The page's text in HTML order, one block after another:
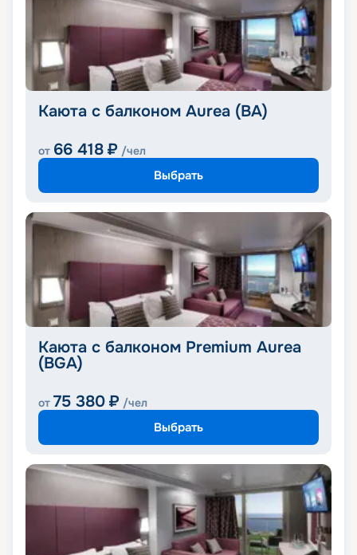
Каюта с балконом Aurea (BA)
от 66 418 ₽ /чел
Выбрать
Каюта с балконом Premium Aurea
(BGA)
от 75 380 ₽ /чел
Выбрать